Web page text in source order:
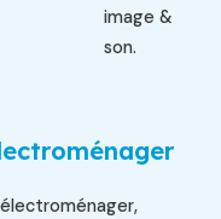
image &
son.